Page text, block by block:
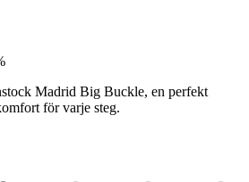
Madrid Big Buckle, en perfekt
för varje steg.